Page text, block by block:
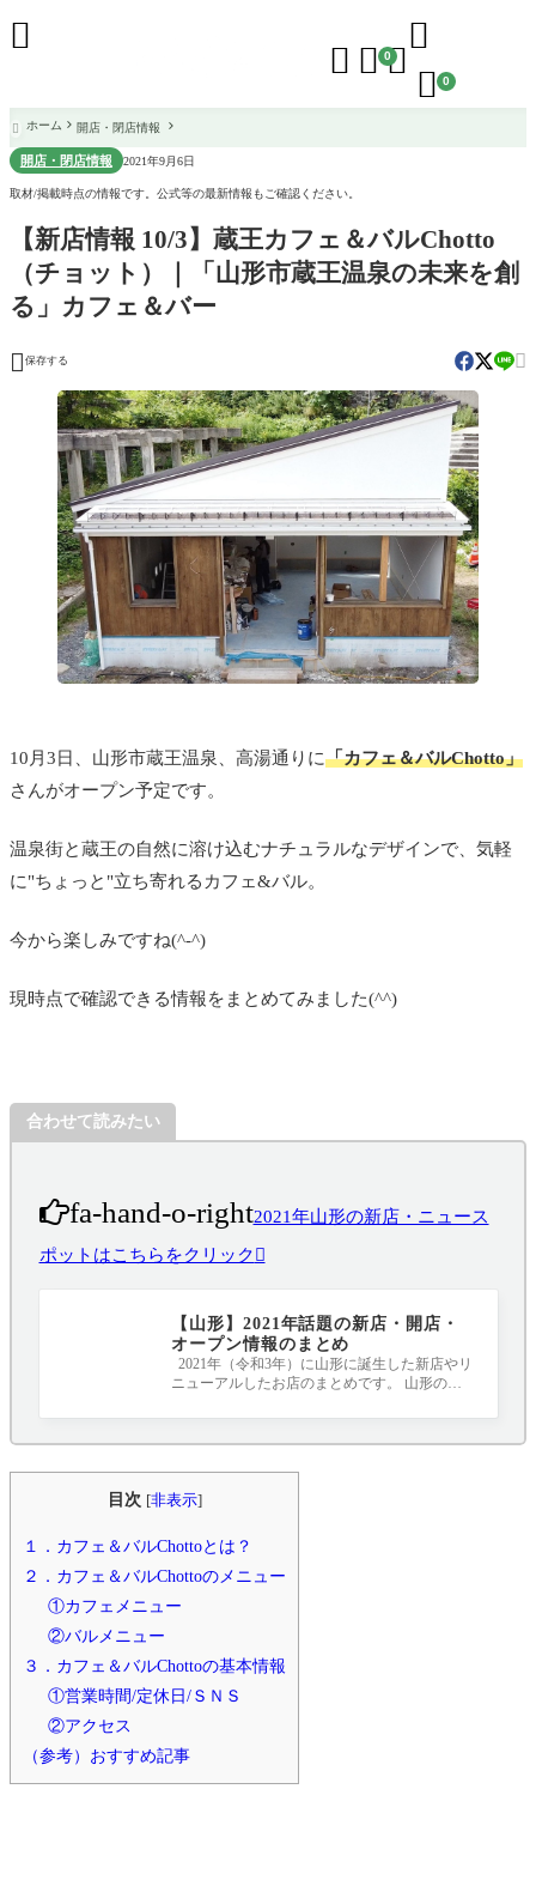
  0

 0

 ホーム 開店・閉店情報
開店・閉店情報 2021年9月6日
取材/掲載時点の情報です。公式等の最新情報もご確認ください。
【新店情報 10/3】蔵王カフェ＆バルChotto
（チョット）｜「山形市蔵王温泉の未来を創
る」カフェ＆バー
 保存する 
10月3日、山形市蔵王温泉、高湯通りに「カフェ＆バルChotto」
さんがオープン予定です。
温泉街と蔵王の自然に溶け込むナチュラルなデザインで、気軽
に"ちょっと"立ち寄れるカフェ&バル。
今から楽しみですね(^-^)
現時点で確認できる情報をまとめてみました(^^)
合わせて読みたい
fa-hand-o-right2021年山形の新店・ニュース
ポットはこちらをクリック
【山形】2021年話題の新店・開店・
オープン情報のまとめ
2021年（令和3年）に山形に誕生した新店やリ
ニューアルしたお店のまとめです。 山形のニ
目次 [非表示]
１．カフェ＆バルChottoとは？
２．カフェ＆バルChottoのメニュー
①カフェメニュー
②バルメニュー
３．カフェ＆バルChottoの基本情報
①営業時間/定休日/ＳＮＳ
②アクセス
（参考）おすすめ記事